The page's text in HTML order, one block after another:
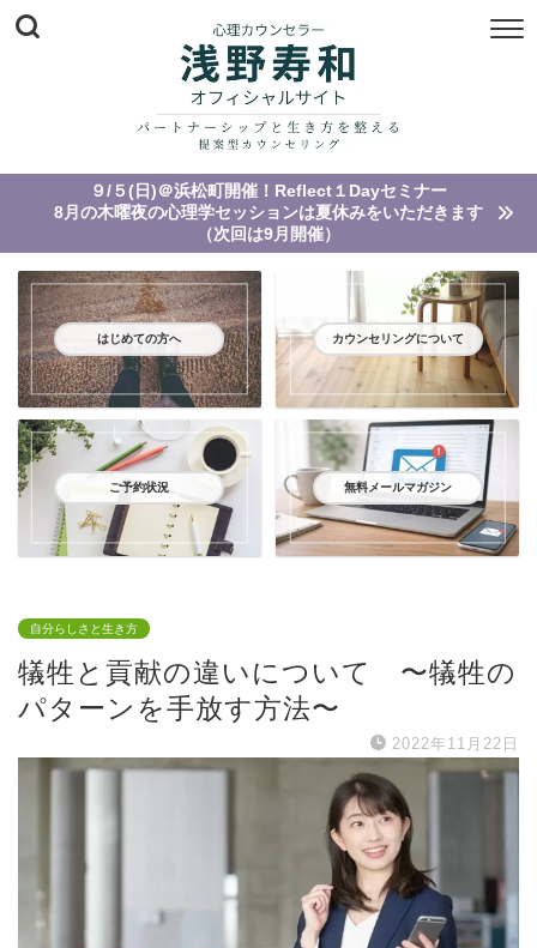
９/５(日)＠浜松町開催！Reflect１Dayセミナー
8月の木曜夜の心理学セッションは夏休みをいただきます
（次回は9月開催）
はじめての方へ カウンセリングについて
ご予約状況 無料メールマガジン
自分らしさと生き方
犠牲と貢献の違いについて 〜犠牲の
パターンを手放す方法〜
2022年11月22日